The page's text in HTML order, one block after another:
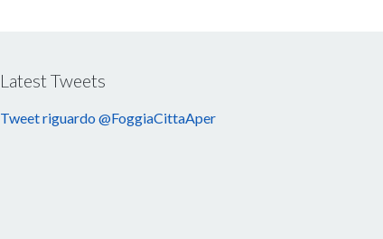
Latest Tweets
Tweet riguardo @FoggiaCittaAper